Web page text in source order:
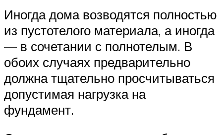
Иногда дома возводятся полностью
из пустотелого материала, а иногда
— в сочетании с полнотелым. В
обоих случаях предварительно
должна тщательно просчитываться
допустимая нагрузка на
фундамент.